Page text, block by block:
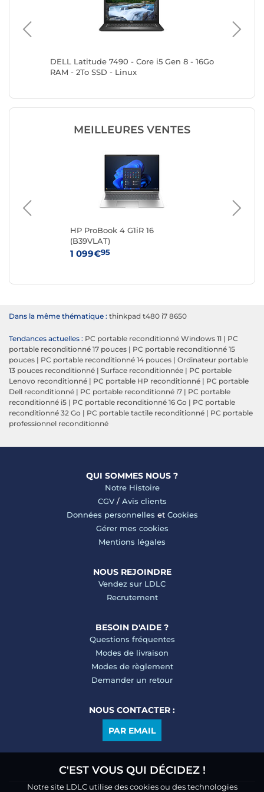
DELL Latitude 7490 - Core i5 Gen 8 - 16Go
RAM - 2To SSD - Linux
MEILLEURES VENTES
HP ProBook 4 G1iR 16
(B39VLAT)
1 099€95
Dans la même thématique : thinkpad t480 i7 8650
Tendances actuelles : PC portable reconditionné Windows 11 | PC
portable reconditionné 17 pouces | PC portable reconditionné 15
pouces | PC portable reconditionné 14 pouces | Ordinateur portable
13 pouces reconditionné | Surface reconditionnée | PC portable
Lenovo reconditionné | PC portable HP reconditionné | PC portable
Dell reconditionné | PC portable reconditionné i7 | PC portable
reconditionné i5 | PC portable reconditionné 16 Go | PC portable
reconditionné 32 Go | PC portable tactile reconditionné | PC portable
professionnel reconditionné
QUI SOMMES NOUS ?
Notre Histoire
CGV/ Avis clients
Données personnelles et Cookies
Gérer mes cookies
Mentions légales
NOUS REJOINDRE
Vendez sur LDLC
Recrutement
BESOIN D'AIDE ?
Questions fréquentes
Modes de livraison
Modes de règlement
Demander un retour
NOUS CONTACTER :
PAR EMAIL
C'EST VOUS QUI DÉCIDEZ !
Notre site LDLC utilise des cookies ou des technologies